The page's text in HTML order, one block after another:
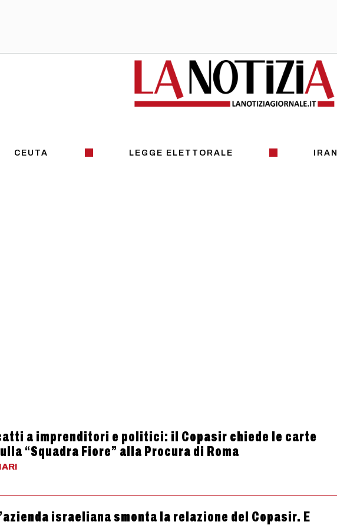
CEUTA LEGGE ELETTORALE IRAN
a imprenditori e politici: il Copasir chiede le carte
“Squadra Fiore” alla Procura di Roma
israeliana smonta la relazione del Copasir. E